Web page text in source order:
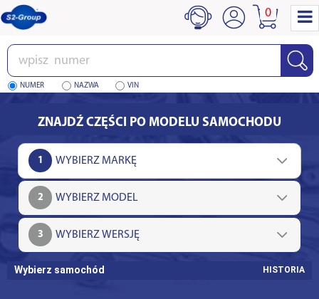
Wpisz
numer
NUMER NAZWA VIN
0
ZNAJDŹ CZĘŚCI PO MODELU SAMOCHODU
1
2
3
Wybierz samochód HISTORIA